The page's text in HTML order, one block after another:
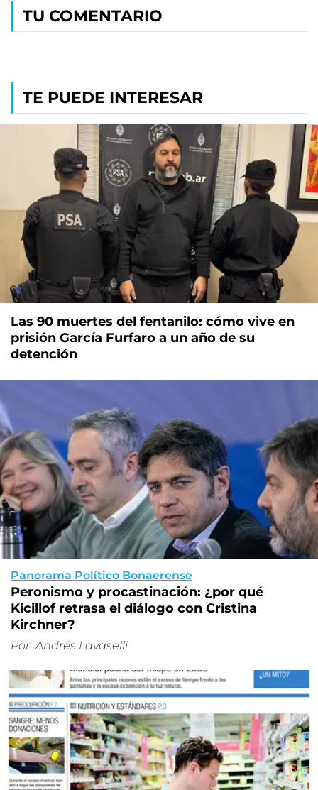
TU COMENTARIO
TE PUEDE INTERESAR
Las 90 muertes del fentanilo: cómo vive en
prisión García Furfaro a un año de su
detención
Panorama Político Bonaerense
Peronismo y procastinación: ¿por qué
Kicillof retrasa el diálogo con Cristina
Kirchner?
Por Andrés Lavaselli